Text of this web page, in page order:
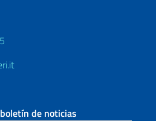
de noticias